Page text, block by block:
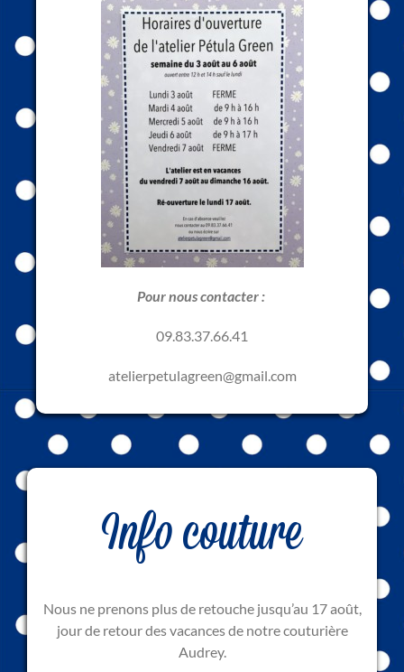
Pour nous contacter :
09.83.37.66.41
atelierpetulagreen@gmail.com
Info couture
Nous ne prenons plus de retouche jusqu’au 17 août,
jour de retour des vacances de notre couturière
Audrey.